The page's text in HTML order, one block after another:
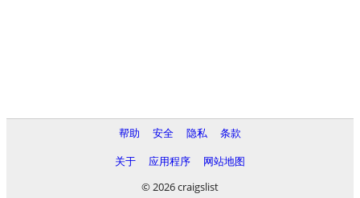
帮助 安全 隐私
条款
关于
应用程序
网站地图
© 2026 craigslist